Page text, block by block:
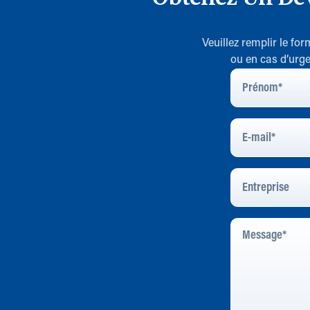
Veuillez remplir le
ou en cas
Prénom
E-
Mail*
Entreprise
Message